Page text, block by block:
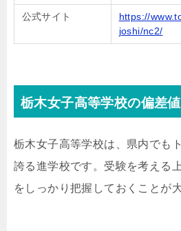
公式サイト
https://
joshi/nc2/
栃木女子高等学校の偏差
栃木女子高等学校は、県内でも
誇る進学校です。受験を考える
をしっかり把握しておくことが